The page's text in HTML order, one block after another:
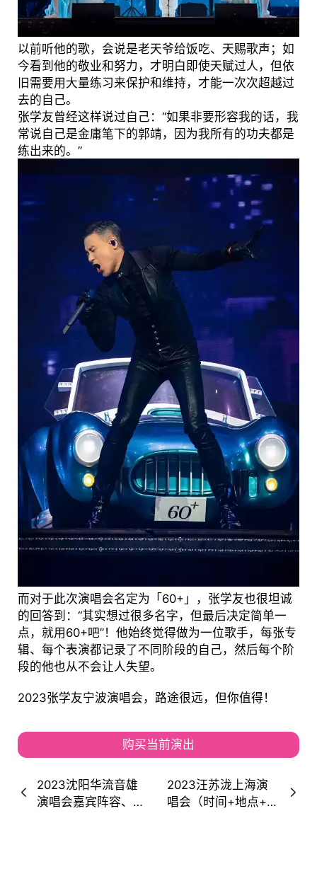
以前听他的歌，会说是老天爷给饭吃、天赐歌声；如
今看到他的敬业和努力，才明白即使天赋过人，但依
旧需要用大量练习来保护和维持，才能一次次超越过
去的自己。
张学友曾经这样说过自己：“如果非要形容我的话，我
常说自己是金庸笔下的郭靖，因为我所有的功夫都是
练出来的。”
而对于此次演唱会名定为「60+」，张学友也很坦诚
的回答到：“其实想过很多名字，但最后决定简单一
点，就用60+吧”！他始终觉得做为一位歌手，每张专
辑、每个表演都记录了不同阶段的自己，然后每个阶
段的他也从不会让人失望。
2023张学友宁波演唱会，路途很远，但你值得！
购买当前演出
2023沈阳华流音雄
演唱会嘉宾阵容、购
2023汪苏泷上海演
唱会（时间+地点+在